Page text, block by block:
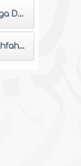
Keluarga Dan Masyarakat
Kesalahfahaman